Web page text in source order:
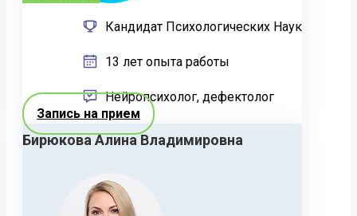
Кандидат Психологических Наук
13 лет опыта работы
Нейропсихолог, дефектолог
Запись на прием
Бирюкова Алина Владимировна